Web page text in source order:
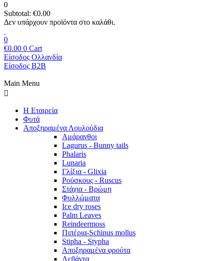
0
Subtotal: €0.00
0
€0.00 0 Cart
Είσοδος Ολλανδία
Είσοδος B2B
Main Menu
Η Εταιρεία
Φυτά
Αποξηραμένα Λουλούδια
Αμάρανθοι
Lagurus - Bunny tails
Phalaris
Lunaria
Γλίξια - Glixia
Ρούσκους - Ruscus
Στάχια - Βρώμη
Φυλλώματα
Ice dry roses
Palm Leaves
Reindeermoss
Πιπέρια-Schinus mollus
Stipha - Stypha
Αποξηραμένα φρούτα
Λεβάντα